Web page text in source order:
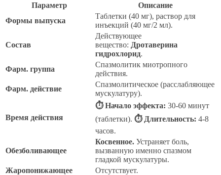
Параметр
Описание
Формы выпуска
Таблетки (40 мг), раствор для
инъекций (40 мг/2 мл).
Состав
Действующее
вещество: Дротаверина
гидрохлорид.
Фарм. группа
Спазмолитик миотропного
действия.
Фарм. действие
Спазмолитическое (расслабляющее
мускулатуру).
Время действия
⏱ Начало эффекта: 30-60 минут
(таблетки). ⏱ Длительность: 4-8
часов.
Обезболивающее
Косвенное. Устраняет боль,
вызванную именно спазмом
гладкой мускулатуры.
Жаропонижающее
Отсутствует.